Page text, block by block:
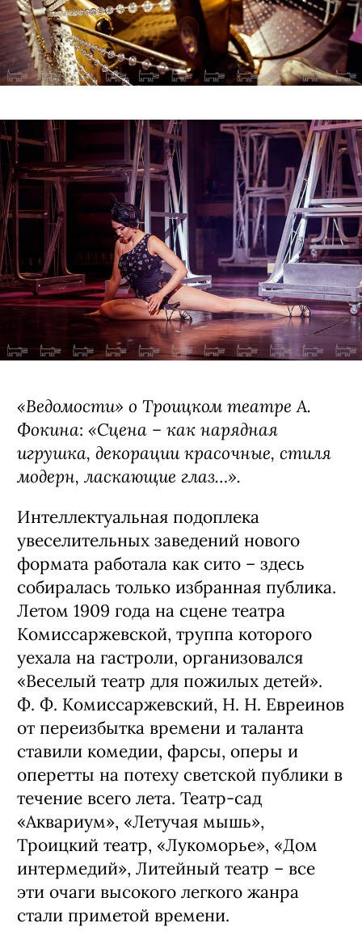
«Ведомости» о Троицком театре А.
Фокина: «Сцена – как нарядная
игрушка, декорации красочные, стиля
модерн, ласкающие глаз…».
Интеллектуальная подоплека
увеселительных заведений нового
формата работала как сито – здесь
собиралась только избранная публика.
Летом 1909 года на сцене театра
Комиссаржевской, труппа которого
уехала на гастроли, организовался
«Веселый театр для пожилых детей».
Ф. Ф. Комиссаржевский, Н. Н. Евреинов
от переизбытка времени и таланта
ставили комедии, фарсы, оперы и
оперетты на потеху светской публики в
течение всего лета. Театр-сад
«Аквариум», «Летучая мышь»,
Троицкий театр, «Лукоморье», «Дом
интермедий», Литейный театр – все
эти очаги высокого легкого жанра
стали приметой времени.